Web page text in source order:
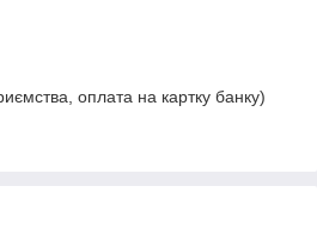
оплата на картку банку)